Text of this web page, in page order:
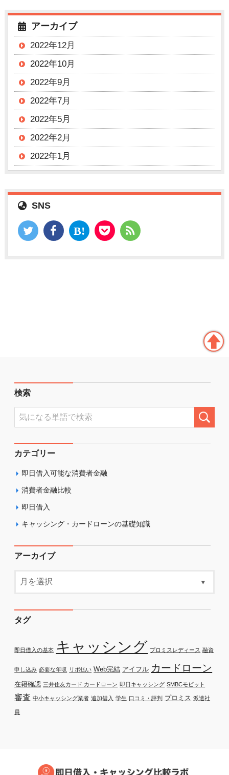
アーカイブ
2022年12月
2022年10月
2022年9月
2022年7月
2022年5月
2022年2月
2022年1月
SNS
検索
カテゴリー
即日借入可能な消費者金融
消費者金融比較
即日借入
キャッシング・カードローンの基礎知識
アーカイブ
タグ
即日借入の基本 キャッシング プロミスレディース 融資
申し込み 必要な年収 リボ払い Web完結 アイフル カードローン
在籍確認 三井住友カード カードローン 即日キャッシング SMBCモビット
審査 中小キャッシング業者 追加借入 学生 口コミ・評判 プロミス 派遣社
員